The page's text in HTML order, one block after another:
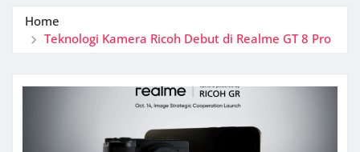
Home
Teknologi Kamera Ricoh Debut di Realme GT 8 Pro